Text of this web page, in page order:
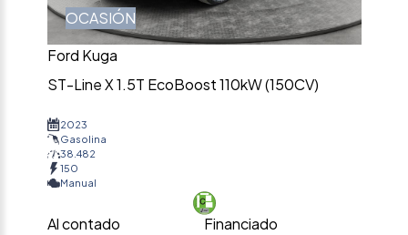
OCASIÓN
Ford Kuga
ST-Line X 1.5T EcoBoost 110kW (150CV)
2023
Gasolina
38.482
150
Manual
Al contado
Financiado